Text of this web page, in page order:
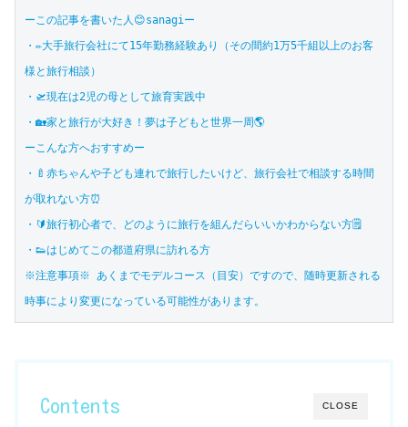
ーこの記事を書いた人😊sanagiー
・✏️大手旅行会社にて15年勤務経験あり（その間約1万5千組以上のお客
様と旅行相談）
・🛫現在は2児の母として旅育実践中
・🏡家と旅行が大好き！夢は子どもと世界一周🌎
ーこんな方へおすすめー
・🍼赤ちゃんや子ども連れで旅行したいけど、旅行会社で相談する時間
が取れない方⏰
・🔰旅行初心者で、どのように旅行を組んだらいいかわからない方🗒
・👟はじめてこの都道府県に訪れる方
※注意事項※ あくまでモデルコース（目安）ですので、随時更新される
時事により変更になっている可能性があります。
CLOSE
Contents